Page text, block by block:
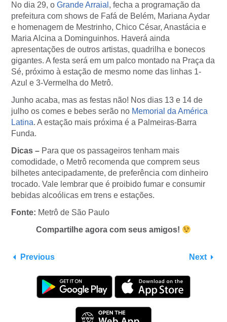
No dia 29, o Grande Arraial , fecha a programação da
prefeitura com shows de Fafá de Belém, Mariana Aydar
e homenagem de Mestrinho, Chico César, Anastácia e
Maria Alcina a Dominguinhos. Haverá ainda
apresentações de outros artistas, quadrilha e bonecos
gigantes. A festa será em um palco montado na Praça da
Sé, próximo à estação de mesmo nome das linhas 1-
Azul e 3-Vermelha do Metrô.
Junho acaba, mas as festas não! Nos dias 13 e 14 de
julho os comes e bebes serão no Memorial da América
Latina. A estação mais próxima é a Palmeiras-Barra
Funda.
Dicas – Para que os passageiros tenham mais
comodidade, o Metrô recomenda que comprem seus
bilhetes antecipadamente, de preferência com dinheiro
trocado. Vale lembrar que é proibido fumar e consumir
bebidas alcoólicas em trens e estações.
Fonte: Metrô de São Paulo
Compartilhe agora com seus amigos!
Previous Next